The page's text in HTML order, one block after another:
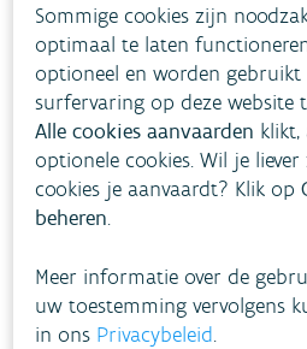
impact van het aangevraagde
BEDRIJVEN LUCHTKWALITEIT
Lees meer
Sommige cookies zijn
optimaal te laten
optioneel en worden
surfervaring op deze website
Alle cookies aanvaarden klikt,
optionele cookies. Wil je liever
cookies je aanvaardt? Klik op
beheren.
Meer informatie over de
uw toestemming vervolgens
in ons Privacybeleid.